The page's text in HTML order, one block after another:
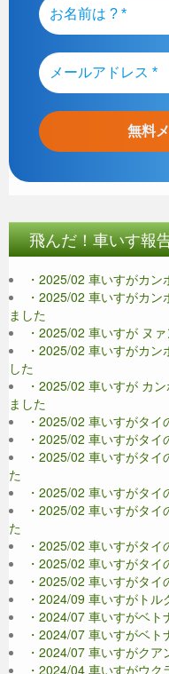
飛んだ！車いす報
・2025/02 車いすがカ
・2025/02 車いすがカ
ました
・2025/02 車いすが ヌ
・2025/02 車いすがカ
した
・2025/02 車いすが カ
ました
・2025/02 車いすがタ
・2025/02 車いすがタ
・2025/02 車いすがタ
た
・2025/02 車いすがタ
・2025/02 車いすがタ
た
・2025/02 車いすがタ
・2025/02 車いすがタ
・2025/02 車いすがタ
・2024/09 車いすがト
・2024/07 車いすがベ
・2024/07 車いすがベ
・2024/07 車いすがク
・2024/04 車いすがウ